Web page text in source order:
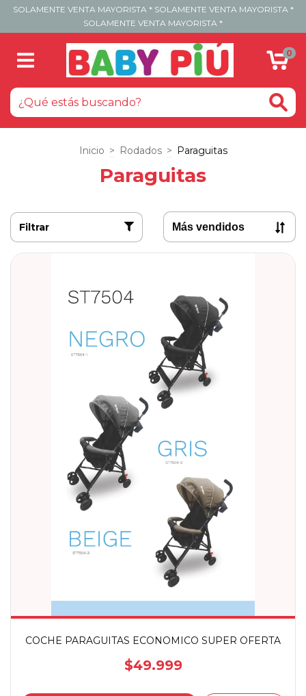
SOLAMENTE VENTA MAYORISTA * SOLAMENTE VENTA MAYORISTA *
SOLAMENTE VENTA MAYORISTA *
0
Inicio > Rodados > Paraguitas
Paraguitas
Filtrar
COCHE PARAGUITAS ECONOMICO SUPER OFERTA
$49.999